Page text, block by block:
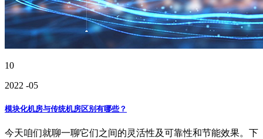
10
2022 -05
模块化机房与传统机房区别有哪些？
今天咱们就聊一聊它们之间的灵活性及可靠性和节能效果。下